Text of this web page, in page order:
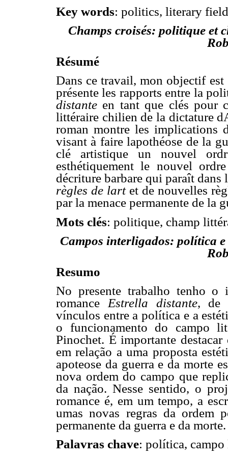
Key words: politics, literary
Champs croisés: politique et
Résumé
Dans ce travail, mon objectif est
présente les rapports entre la
distante en tant que clés pour
littéraire chilien de la dictature
roman montre les implications
visant à faire lapothéose de la
clé artistique un nouvel
esthétiquement le nouvel
décriture barbare qui paraît
règles de lart et de nouvelles
par la menace permanente de la
Mots clés: politique, champ
Campos interligados: política
Resumo
No presente trabalho tenho
romance Estrella distante, de
vínculos entre a política e a
o funcionamento do campo
Pinochet. É importante destacar
em relação a uma proposta
apoteose da guerra e da morte
nova ordem do campo que
da nação. Nesse sentido, o
romance é, em um tempo, a
umas novas regras da ordem
permanente da guerra e da morte.
Palavras chave: política, campo